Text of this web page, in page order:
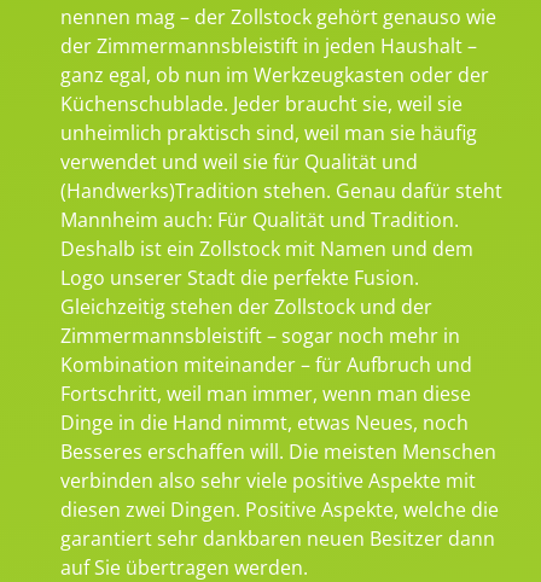
nennen mag – der Zollstock gehört genauso wie
der Zimmermannsbleistift in jeden Haushalt –
ganz egal, ob nun im Werkzeugkasten oder der
Küchenschublade. Jeder braucht sie, weil sie
unheimlich praktisch sind, weil man sie häufig
verwendet und weil sie für Qualität und
(Handwerks)Tradition stehen. Genau dafür steht
Mannheim auch: Für Qualität und Tradition.
Deshalb ist ein Zollstock mit Namen und dem
Logo unserer Stadt die perfekte Fusion.
Gleichzeitig stehen der Zollstock und der
Zimmermannsbleistift – sogar noch mehr in
Kombination miteinander – für Aufbruch und
Fortschritt, weil man immer, wenn man diese
Dinge in die Hand nimmt, etwas Neues, noch
Besseres erschaffen will. Die meisten Menschen
verbinden also sehr viele positive Aspekte mit
diesen zwei Dingen. Positive Aspekte, welche die
garantiert sehr dankbaren neuen Besitzer dann
auf Sie übertragen werden.